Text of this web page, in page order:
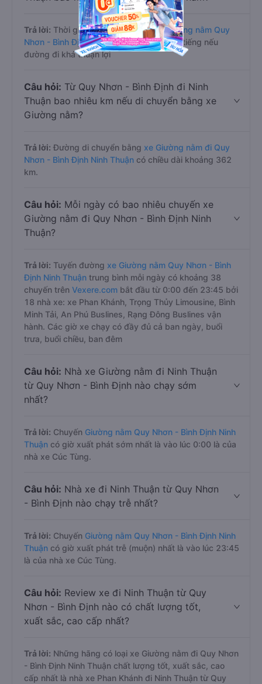
Trả lời: Thời gian di chuyển bằngxe Giường nằm Quy
Nhơn - Bình Định Ninh Thuậnkhoảng 7.1 tiếng nếu
đường đi khá thuận lợi
Câu hỏi: Từ Quy Nhơn - Bình Định đi Ninh
Thuận bao nhiêu km nếu di chuyển bằng xe
Giường nằm?
Trả lời: Đường di chuyển bằng xe Giường nằm đi Quy
Nhơn - Bình Định Ninh Thuận có chiều dài khoảng 362
km.
Câu hỏi: Mỗi ngày có bao nhiêu chuyến xe
Giường nằm đi Quy Nhơn - Bình Định Ninh
Thuận?
Trả lời: Tuyến đường xe Giường nằm Quy Nhơn - Bình
Định Ninh Thuận trung bình mỗi ngày có khoảng 38
chuyến trên Vexere.com bắt đầu từ 0:00 đến 23:45 bởi
18 nhà xe: xe Phan Khánh, Trọng Thủy Limousine, Bình
Minh Tải, An Phú Buslines, Rạng Đông Buslines vận
hành. Các giờ xe chạy có đầy đủ cả ban ngày, buổi
trưa, buổi chiều, ban đêm
Câu hỏi: Nhà xe Giường nằm đi Ninh Thuận
từ Quy Nhơn - Bình Định nào chạy sớm
nhất?
Trả lời: Chuyến Giường nằm Quy Nhơn - Bình Định Ninh
Thuận có giờ xuất phát sớm nhất là vào lúc 0:00 là của
nhà xe Cúc Tùng.
Câu hỏi: Nhà xe đi Ninh Thuận từ Quy Nhơn
- Bình Định nào chạy trễ nhất?
Trả lời: Chuyến Giường nằm Quy Nhơn - Bình Định Ninh
Thuận có giờ xuất phát trễ (muộn) nhất là vào lúc 23:45
là của nhà xe Cúc Tùng.
Câu hỏi: Review xe đi Ninh Thuận từ Quy
Nhơn - Bình Định nào có chất lượng tốt,
xuất sắc, cao cấp nhất?
Trả lời: Những hãng có loại xe Giường nằm đi Quy Nhơn
- Bình Định Ninh Thuận chất lượng tốt, xuất sắc, cao
cấp nhất là nhà xe Phan Khánh đi Ninh Thuận từ Quy